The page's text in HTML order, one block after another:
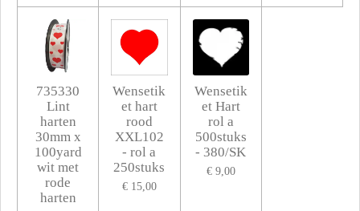
735330
Lint
harten
30mm x
100yard
wit met
rode
harten
Wensetik
et hart
rood
XXL102
- rol a
250stuks
€ 15,00
Wensetik
et Hart
rol a
500stuks
- 380/SK
€ 9,00